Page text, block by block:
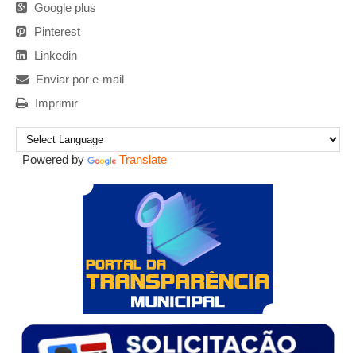
Google plus
Pinterest
Linkedin
Enviar por e-mail
Imprimir
Powered by Translate